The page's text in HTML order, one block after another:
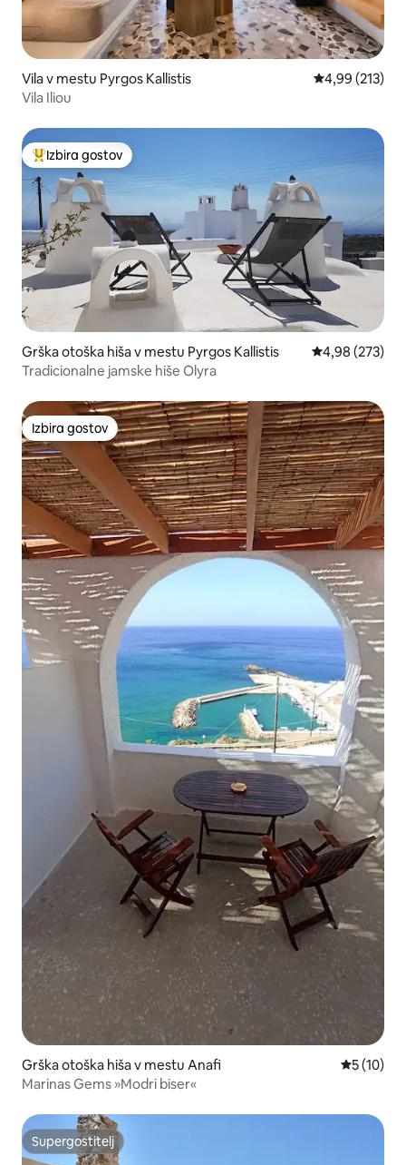
Vila v mestu Pyrgos Kallistis Povprečna
4,99 (213)
Vila Iliou
Najbolj priljubljena prenočišča z značko »Izbira gostov«
Izbira gostov
Grška otoška hiša v mestu Pyrgos Kallistis Povprečna
4,98 (273)
Tradicionalne jamske hiše Olyra
Izbira gostov
Izbira gostov
Grška otoška hiša v mestu Anafi
5 (10)
Marinas Gems »Modri biser«
Supergostitelj
Supergostitelj